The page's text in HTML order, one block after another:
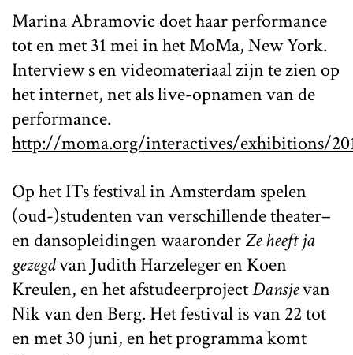
Marina Abramovic doet haar performance
tot en met 31 mei in het MoMa, New York.
Interview s en videomateriaal zijn te zien op
het internet, net als live-opnamen van de
performance.
http://moma.org/interactives/exhibitions/
Op het ITs festival in Amsterdam spelen
(oud-)studenten van verschillende theater–
en dansopleidingen waaronderZe heeft ja
gezegdvan Judith Harzeleger en Koen
Kreulen, en het afstudeerprojectDansjevan
Nik van den Berg. Het festival is van 22 tot
en met 30 juni, en het programma komt